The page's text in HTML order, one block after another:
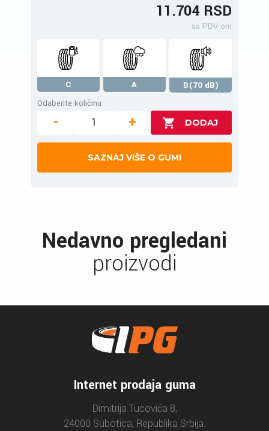
11.704 RSD
sa PDV-om
C A
B(70 dB)
Odaberite količinu
- +
SAZNAJ VIŠE O GUMI
Nedavno pregledani
proizvodi
Internet prodaja guma
Dimitrija Tucovića 8,
24000 Subotica, Republika Srbija.